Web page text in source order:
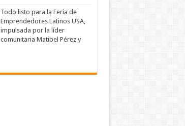
Todo listo para la Feria de
Emprendedores Latinos USA,
impulsada por la líder
comunitaria Matibel Pérez y